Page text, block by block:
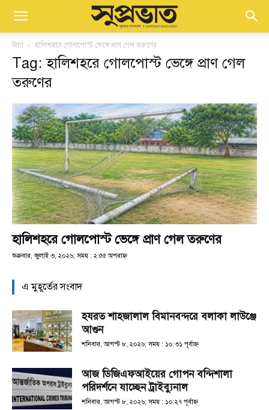
ট্যাগ হালিশহরে গোলপোস্ট ভেঙ্গে প্রাণ গেল তরুণের
Tag: হালিশহরে গোলপোস্ট ভেঙ্গে প্রাণ গেল
তরুণের
হালিশহরে গোলপোস্ট ভেঙ্গে প্রাণ গেল তরুণের
শুক্রবার, জুলাই ৩, ২০২৬; সময় : ২:৫৫ অপরাহ্ণ
এ মুহূর্তের সংবাদ
হযরত শাহজালাল বিমানবন্দরে বলাকা লাউঞ্জে
আগুন
শনিবার, আগস্ট ৮, ২০২৬; সময় : ১০:৩১ পূর্বাহ্ণ
আজ ডিজিএফআইয়ের গোপন বন্দিশালা
পরিদর্শনে যাচ্ছেন ট্রাইব্যুনাল
শনিবার, আগস্ট ৮, ২০২৬; সময় : ১০:২৭ পূর্বাহ্ণ